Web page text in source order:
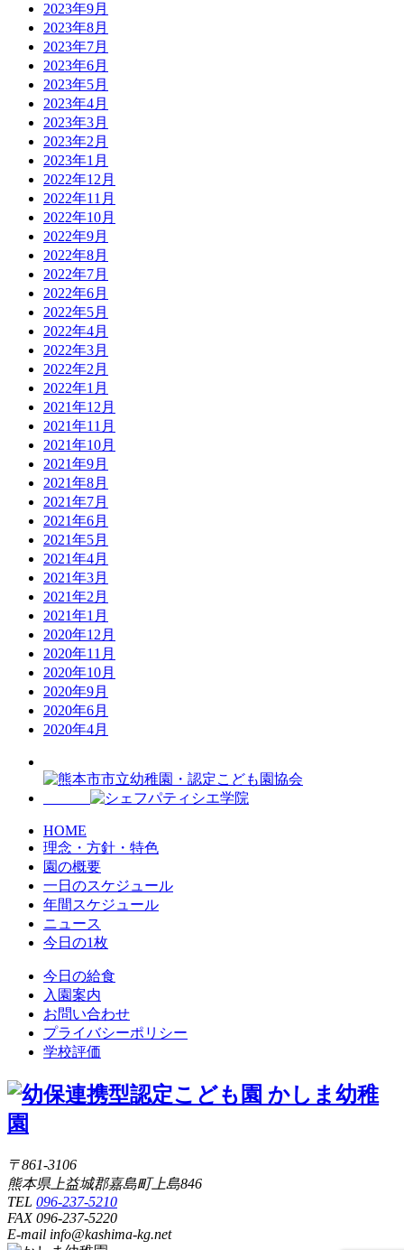
2023年9月
2023年8月
2023年7月
2023年6月
2023年5月
2023年4月
2023年3月
2023年2月
2023年1月
2022年12月
2022年11月
2022年10月
2022年9月
2022年8月
2022年7月
2022年6月
2022年5月
2022年4月
2022年3月
2022年2月
2022年1月
2021年12月
2021年11月
2021年10月
2021年9月
2021年8月
2021年7月
2021年6月
2021年5月
2021年4月
2021年3月
2021年2月
2021年1月
2020年12月
2020年11月
2020年10月
2020年9月
2020年6月
2020年4月
HOME
理念・方針・特色
園の概要
一日のスケジュール
年間スケジュール
ニュース
今日の1枚
今日の給食
入園案内
お問い合わせ
プライバシーポリシー
学校評価
〒861-3106
熊本県上益城郡嘉島町上島846
TEL 096-237-5210
FAX 096-237-5220
E-mail info@kashima-kg.net